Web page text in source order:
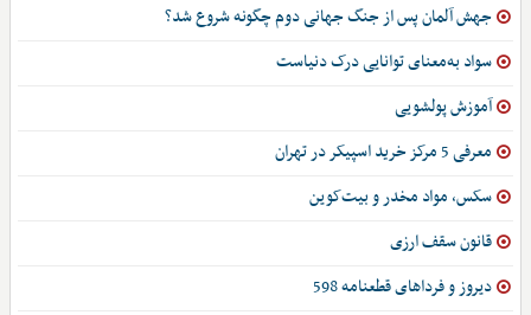
جهش آلمان پس از جنگ جهانی دوم چگونه شروع شد؟
سواد به‌معنای توانایی درک دنیاست
آموزش پولشویی
معرفی 5 مرکز خرید اسپیکر در تهران
سکس، مواد مخدر و بیت‌کوین
قانون سقف ارزی
دیروز و فرداهای قطعنامه 598